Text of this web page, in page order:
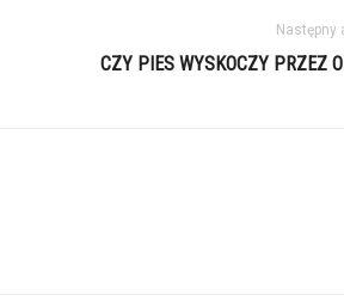
Następny
CZY PIES WYSKOCZY PRZEZ